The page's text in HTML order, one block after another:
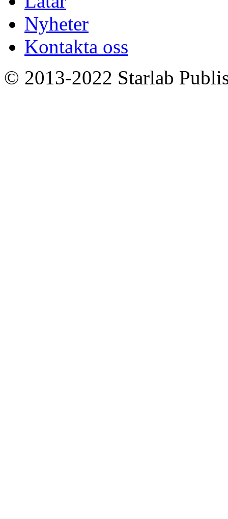
Nyheter
Kontakta oss
© 2013-2022 Starlab